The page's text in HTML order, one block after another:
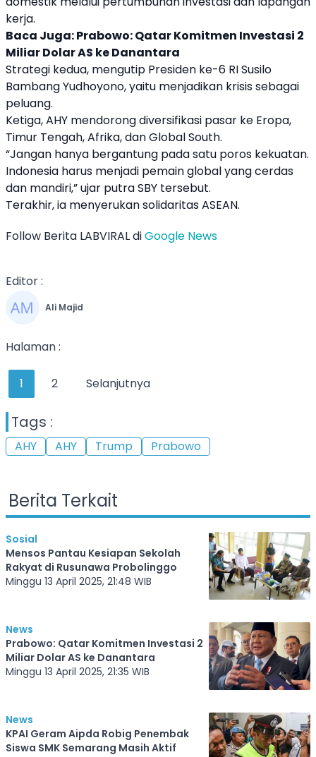
kerja.
Baca Juga:Prabowo: Qatar Komitmen Investasi 2
Miliar Dolar AS ke Danantara
Strategi kedua, mengutip Presiden ke-6 RI Susilo
Bambang Yudhoyono, yaitu menjadikan krisis sebagai
peluang.
Ketiga,AHY mendorong diversifikasi pasar ke Eropa,
Timur Tengah, Afrika, dan Global South.
“Jangan hanya bergantung pada satu poros kekuatan.
Indonesia harus menjadi pemain global yang cerdas
dan mandiri,” ujar putra SBY tersebut.
Terakhir, ia menyerukan solidaritas ASEAN.
Follow Berita LABVIRAL diGoogle News
Editor :
Ali Majid
Halaman :
1 2 Selanjutnya
Tags :
AHY AHY Trump Prabowo
Berita Terkait
Sosial
Mensos Pantau Kesiapan Sekolah
Rakyat di Rusunawa Probolinggo
Minggu 13 April 2025, 21:48 WIB
News
Prabowo: Qatar Komitmen Investasi 2
Miliar Dolar AS ke Danantara
Minggu 13 April 2025, 21:35 WIB
News
KPAI Geram Aipda Robig Penembak
Siswa SMK Semarang Masih Aktif